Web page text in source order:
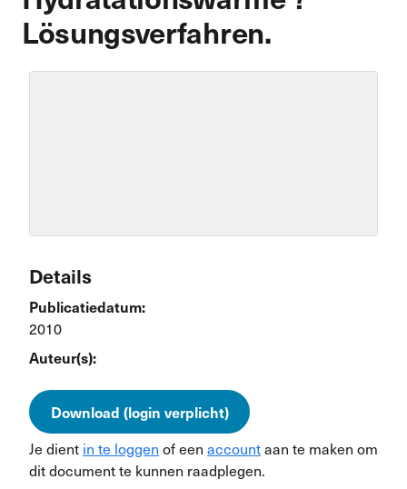
Lösungsverfahren.
Details
Publicatiedatum:
2010
Auteur(s):
Download (login verplicht)
Je dient in te loggen of een accountaan te maken om
dit document te kunnen raadplegen.